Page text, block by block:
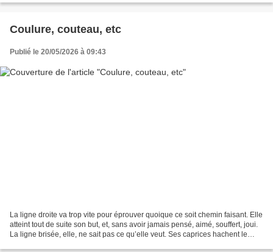
Coulure, couteau, etc
Publié le 20/05/2026 à 09:43
La ligne droite va trop vite pour éprouver quoique ce soit chemin faisant. Elle
atteint tout de suite son but, et, sans avoir jamais pensé, aimé, souffert, joui.
La ligne brisée, elle, ne sait pas ce qu’elle veut. Ses caprices hachent le